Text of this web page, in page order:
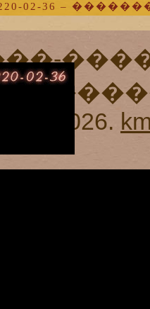
220-02-36 –
2026.